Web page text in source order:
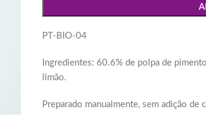
PT-BIO-04
Ingredientes: 60.6% de polpa de
limão.
Preparado manualmente, sem adição de